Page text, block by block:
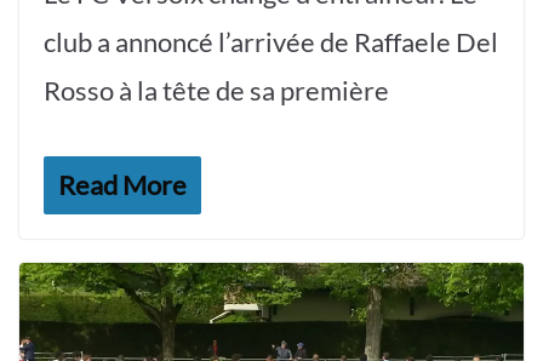
club a annoncé l’arrivée de Raffaele Del
Rosso à la tête de sa première
Read More